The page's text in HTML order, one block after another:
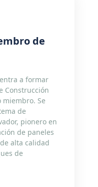
de
a formar
Construcción
miembro. Se
de
pionero en
de paneles
alta calidad
de